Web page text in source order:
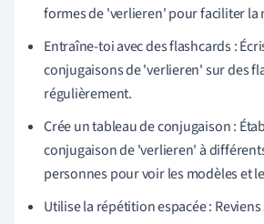
formes de 'verlieren' pour faciliter la
Entraîne-toi avec des flashcards :
conjugaisons de 'verlieren' sur des
régulièrement.
Crée un tableau de conjugaison :
conjugaison de 'verlieren' à
personnes pour voir les modèles et
Utilise la répétition espacée :